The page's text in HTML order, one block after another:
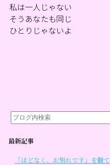
私は一人じゃない
そう あなたも同じ
ひとりじゃないよ
最新記事
「ほどなく、お別れです」を観て